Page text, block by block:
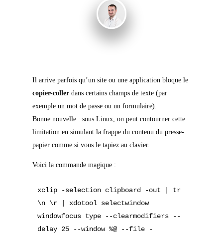
Il arrive parfois qu’un site ou une application bloque le
copier-collerdans certains champs de texte (par
exemple un mot de passe ou un formulaire).
Bonne nouvelle : sous Linux, on peut contourner cette
limitation en simulant la frappe du contenu du presse-
papier comme si vous le tapiez au clavier.
Voici la commande magique :
xclip -selection clipboard -out | tr
\n \r | xdotool selectwindow
windowfocus type --clearmodifiers --